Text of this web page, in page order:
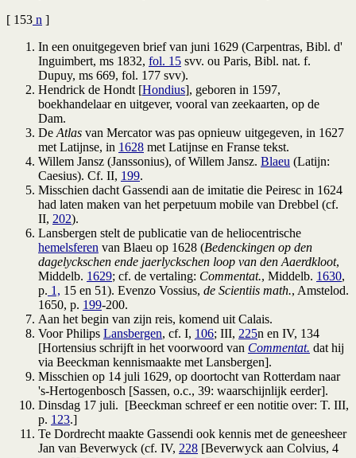
[ 153 n ]
In een onuitgegeven brief van juni 1629 (Carpentras, Bibl. d'
Inguimbert, ms 1832, fol. 15 svv. ou Paris, Bibl. nat. f.
Dupuy, ms 669, fol. 177 svv).
Hendrick de Hondt [Hondius], geboren in 1597,
boekhandelaar en uitgever, vooral van zeekaarten, op de
Dam.
De Atlas van Mercator was pas opnieuw uitgegeven, in 1627
met Latijnse, in 1628 met Latijnse en Franse tekst.
Willem Jansz (Janssonius), of Willem Jansz. Blaeu (Latijn:
Caesius). Cf. II, 199.
Misschien dacht Gassendi aan de imitatie die Peiresc in 1624
had laten maken van het perpetuum mobile van Drebbel (cf.
II, 202).
Lansbergen stelt de publicatie van de heliocentrische
hemelsferen van Blaeu op 1628 (Bedenckingen op den
dagelyckschen ende jaerlyckschen loop van den Aaerdkloot,
Middelb. 1629; cf. de vertaling: Commentat., Middelb. 1630,
p. 1, 15 en 51). Evenzo Vossius, de Scientiis math., Amstelod.
1650, p. 199-200.
Aan het begin van zijn reis, komend uit Calais.
Voor Philips Lansbergen, cf. I, 106; III, 225n en IV, 134
[Hortensius schrijft in het voorwoord van Commentat. dat hij
via Beeckman kennismaakte met Lansbergen].
Misschien op 14 juli 1629, op doortocht van Rotterdam naar
's-Hertogenbosch [Sassen, o.c., 39: waarschijnlijk eerder].
Dinsdag 17 juli. [Beeckman schreef er een notitie over: T. III,
p. 123.]
Te Dordrecht maakte Gassendi ook kennis met de geneesheer
Jan van Beverwyck (cf. IV, 228 [Beverwyck aan Colvius, 4